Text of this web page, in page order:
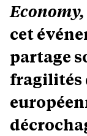
cet
partage
fragilités